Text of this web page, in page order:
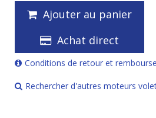
Ajouter au panier
Achat direct
Conditions de retour et
Rechercher d'autres moteurs